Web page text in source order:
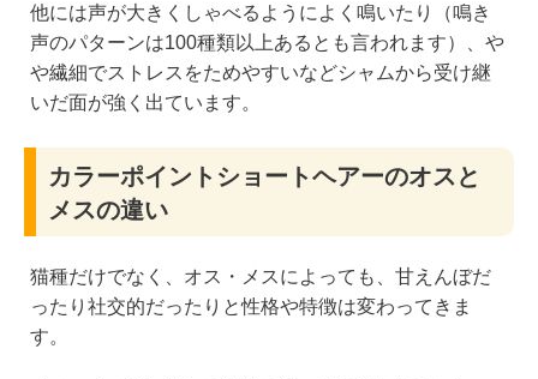
他には声が大きくしゃべるようによく鳴いたり（鳴き
声のパターンは100種類以上あるとも言われます）、や
や繊細でストレスをためやすいなどシャムから受け継
いだ面が強く出ています。
カラーポイントショートヘアーのオスと
メスの違い
猫種だけでなく、オス・メスによっても、甘えんぼだ
ったり社交的だったりと性格や特徴は変わってきま
す。